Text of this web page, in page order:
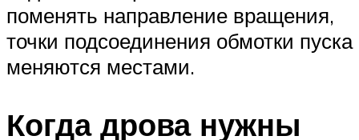
поменять направление вращения,
точки подсоединения обмотки пуска
меняются местами.
Когда дрова нужны